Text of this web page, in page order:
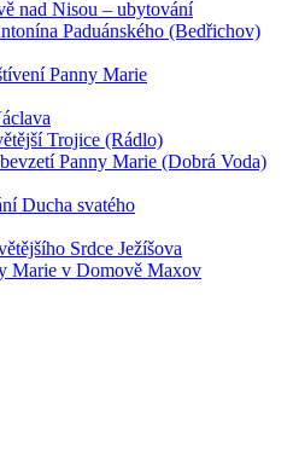
nad Nisou – ubytování
Paduánského (Bedřichov)
Panny Marie
Trojice (Rádlo)
Panny Marie (Dobrá Voda)
Ducha svatého
Srdce Ježíšova
Marie v Domově Maxov